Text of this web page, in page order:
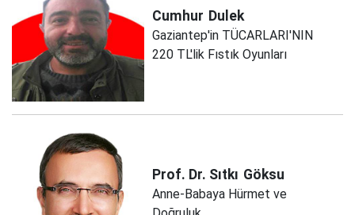
Cumhur Dulek
Gaziantep'in TÜCARLARI'NIN
220 TL'lik Fıstık Oyunları
Prof. Dr. Sıtkı Göksu
Anne-Babaya Hürmet ve